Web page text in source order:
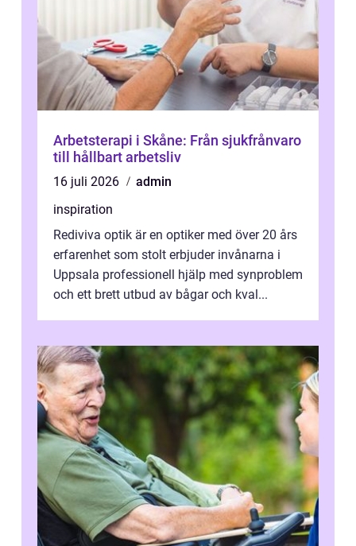
Arbetsterapi i Skåne: Från sjukfrånvaro
till hållbart arbetsliv
16 juli 2026
admin
inspiration
Rediviva optik är en optiker med över 20 års
erfarenhet som stolt erbjuder invånarna i
Uppsala professionell hjälp med synproblem
och ett brett utbud av bågar och kval...